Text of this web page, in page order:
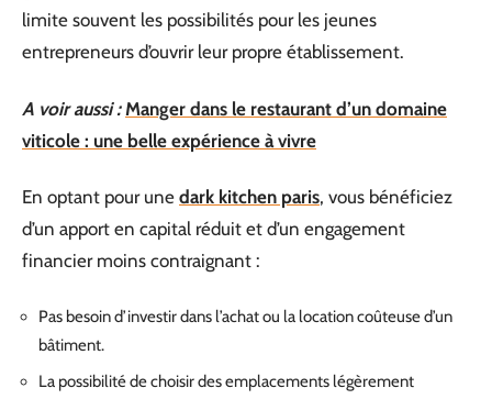
limite souvent les possibilités pour les jeunes
entrepreneurs d’ouvrir leur propre établissement.
A voir aussi : Manger dans le restaurant d’un domaine
viticole : une belle expérience à vivre
En optant pour une dark kitchen paris, vous bénéficiez
d’un apport en capital réduit et d’un engagement
financier moins contraignant :
Pas besoin d’investir dans l’achat ou la location coûteuse d’un
bâtiment.
La possibilité de choisir des emplacements légèrement